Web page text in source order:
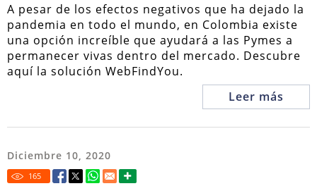
A pesar de los efectos negativos que ha dejado la
pandemia en todo el mundo, en Colombia existe
una opción increíble que ayudará a las Pymes a
permanecer vivas dentro del mercado. Descubre
aquí la solución WebFindYou.
Leer más
Diciembre 10, 2020
165